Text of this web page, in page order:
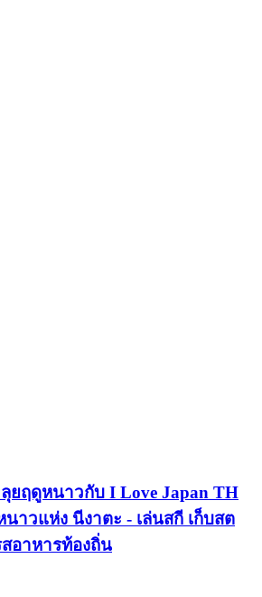
ยฤดูหนาวกับ I Love Japan TH
าวแห่ง นีงาตะ - เล่นสกี เก็บสต
สอาหารท้องถิ่น